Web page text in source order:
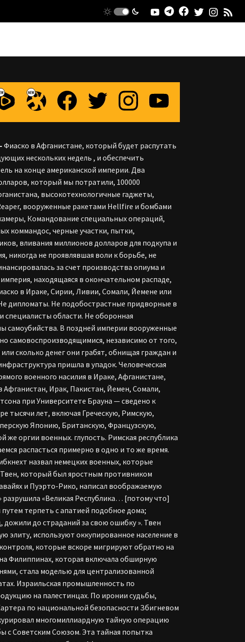
Фиаско в Афганистане, который будет распутать
нескольких недель , и обеспечить
на конце американской империи. Два
который мы потратили, 100000
высокотехнологичные гаджеты,
вооруженные ракетами Hellfire и бомбами
Командование специальных операций,
коммандос, черные участки, пытки,
вливания миллионов долларов для подкупа и
никогда не проявлявшая воли к борьбе, не
за счет производства опиума и
находящаяся в окончательном распаде,
в Ираке, Сирии, Ливии, Сомали, Йемене или
дипломаты. Не подобострастные придворные в
области. Не оборонная
В поздней империи вооруженные
самовоспроизводящимися, независимо от того,
сколько денег они грабят, обнищая граждан и
пришла в упадок. Человеческая
военного насилия в Ираке, Афганистане,
Ирак, Пакистан, Йемен, Сомали,
при Университете Брауна — сведено к
тысячи лет, включая Греческую, Римскую,
Японию, Британскую, Французскую,
же оргии военных. глупость. Римская республика
распасться примерно в одно и то же время.
назвал немецких военных, которые
Твен, который был яростным противником
и Пуэрто-Рико, написал воображаемую
«Великая Республика… [потому что]
терпеть с апатией подобное дома;
до страданий за свою ошибку ». Твен
элиту, используют оккупированное население в
которые вскоре мигрируют обратно на
Филиппинах, которая включала обширную
стала моделью для централизованной
Израильская промышленность по
на палестинцах. По иронии судьбы,
по национальной безопасности Збигневом
многомиллиардную тайную операцию
Советским Союзом. Эта тайная попытка